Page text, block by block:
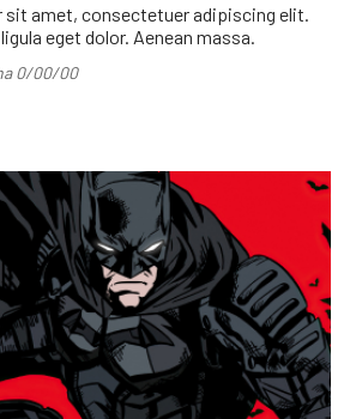
sit amet, consectetuer adipiscing elit.
eget dolor. Aenean massa.
0/00/00